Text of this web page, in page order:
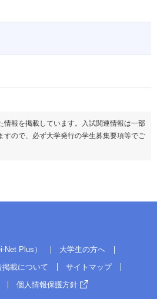
情報を掲載しています。入試関連情報は一部
すので、必ず大学発行の学生募集要項等でご
Net Plus）
大学生の方へ
掲載について
サイトマップ
個人情報保護方針